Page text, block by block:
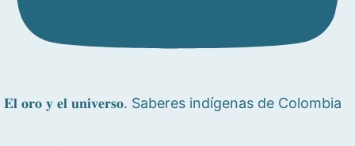
𝐄𝐥 𝐨𝐫𝐨 𝐲 𝐞𝐥 𝐮𝐧𝐢𝐯𝐞𝐫𝐬𝐨. Saberes indígenas de Colombia